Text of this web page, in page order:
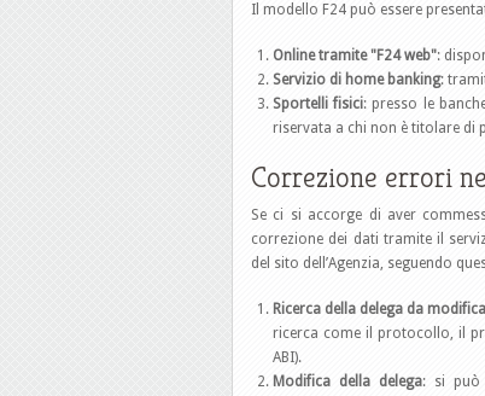
Il modello F24 può essere
Online tramite "F24 web":
Servizio di home banking:
Sportelli fisici: presso le
riservata a chi non è titolare di
Correzione errori
Se ci si accorge di aver
correzione dei dati tramite il
del sito dell’Agenzia, seguendo
Ricerca della delega da
ricerca come il protocollo, il
ABI).
Modifica della delega: si può